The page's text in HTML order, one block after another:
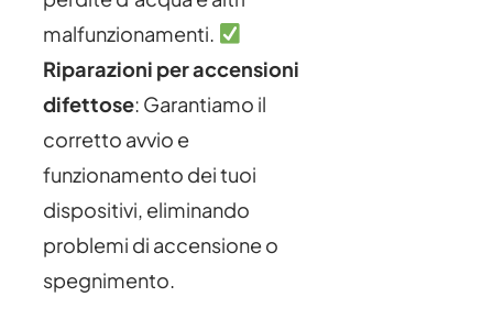
malfunzionamenti.
Riparazioni per accensioni
difettose: Garantiamo il
corretto avvio e
funzionamento dei tuoi
dispositivi, eliminando
problemi di accensione o
spegnimento.